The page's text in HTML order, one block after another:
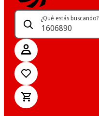
¿Qué estás buscando?